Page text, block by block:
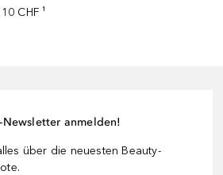
CHF ¹
anmelden!
über die neuesten Beauty-